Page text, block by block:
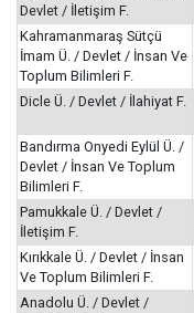
Devlet / İletişim F.
Kahramanmaraş Sütçü
İmam Ü. / Devlet / İnsan Ve
Toplum Bilimleri F.
Dicle Ü. / Devlet / İlahiyat F.
Bandırma Onyedi Eylül Ü. /
Devlet / İnsan Ve Toplum
Bilimleri F.
Pamukkale Ü. / Devlet /
İletişim F.
Kırıkkale Ü. / Devlet / İnsan
Ve Toplum Bilimleri F.
Anadolu Ü. / Devlet /